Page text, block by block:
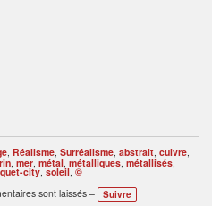
, Réalisme, Surréalisme, abstrait, cuivre,
mer métal métalliques métallisés
city soleil ©
sont laissés –
Suivre